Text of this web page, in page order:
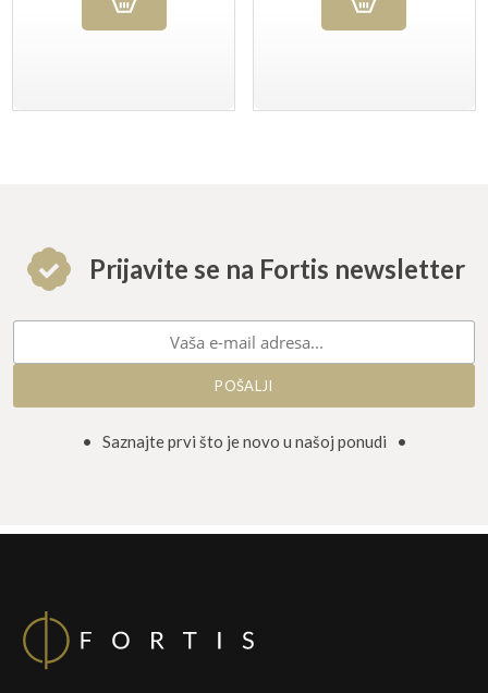
Prijavite se na Fortis newsletter
• Saznajte prvi što je novo u našoj ponudi •